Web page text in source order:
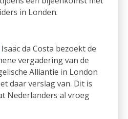
in Londen.
Isaäc da Costa bezoekt de
vergadering van de
Alliantie in London
daar verslag van. Dit is
Nederlanders al vroeg